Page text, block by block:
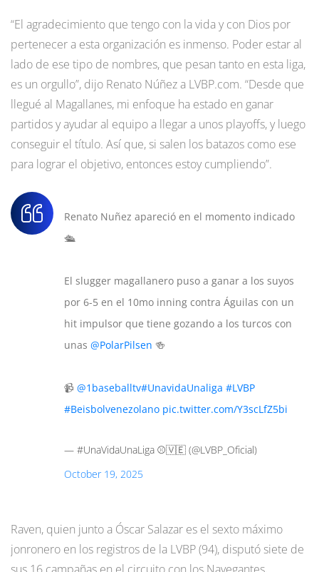
“El agradecimiento que tengo con la vida y con Dios por
pertenecer a esta organización es inmenso. Poder estar al
lado de ese tipo de nombres, que pesan tanto en esta liga,
es un orgullo”, dijo Renato Núñez a LVBP.com. “Desde que
llegué al Magallanes, mi enfoque ha estado en ganar
partidos y ayudar al equipo a llegar a unos playoffs, y luego
conseguir el título. Así que, si salen los batazos como ese
para lograr el objetivo, entonces estoy cumpliendo”.
Renato Nuñez apareció en el momento indicado
🛳️
El slugger magallanero puso a ganar a los suyos
por 6-5 en el 10mo inning contra Águilas con un
hit impulsor que tiene gozando a los turcos con
unas @PolarPilsen 🍻
📹 @1baseballtv#UnavidaUnaliga #LVBP
#Beisbolvenezolano pic.twitter.com/Y3scLfZ5bi
— #UnaVidaUnaLiga ⚾️🇻🇪 (@LVBP_Oficial)
October 19, 2025
Raven, quien junto a Óscar Salazar es el sexto máximo
jonronero en los registros de la LVBP (94), disputó siete de